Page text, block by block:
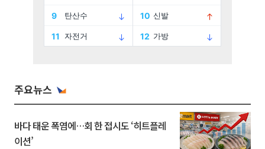
주요뉴스
바다 태운 폭염에…회 한 접시도 ‘히트플레
이션’